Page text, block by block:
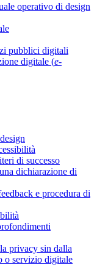
operativo di design
pubblici digitali
digitale (e-
di successo
dichiarazione di
e procedura di
privacy sin dalla
o servizio digitale